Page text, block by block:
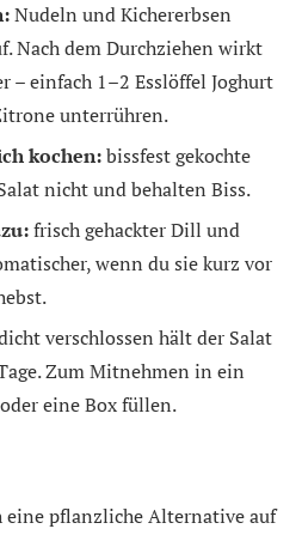
Nudeln und Kichererbsen
Nach dem Durchziehen wirkt
– einfach 1–2 Esslöffel Joghurt
unterrühren.
kochen:bissfest gekochte
nicht und behalten Biss.
frisch gehackter Dill und
wenn du sie kurz vor
verschlossen hält der Salat
Zum Mitnehmen in ein
eine Box füllen.
eine pflanzliche Alternative auf